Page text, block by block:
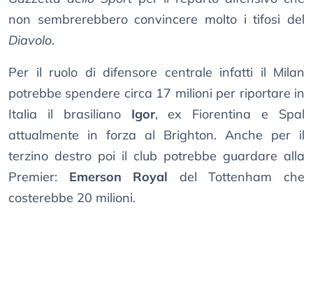
non sembrerebbero convincere molto i tifosi del
Diavolo.
Per il ruolo di difensore centrale infatti il Milan
potrebbe spendere circa 17 milioni per riportare in
Italia il brasiliano Igor, ex Fiorentina e Spal
attualmente in forza al Brighton. Anche per il
terzino destro poi il club potrebbe guardare alla
Premier: Emerson Royal del Tottenham che
costerebbe 20 milioni.